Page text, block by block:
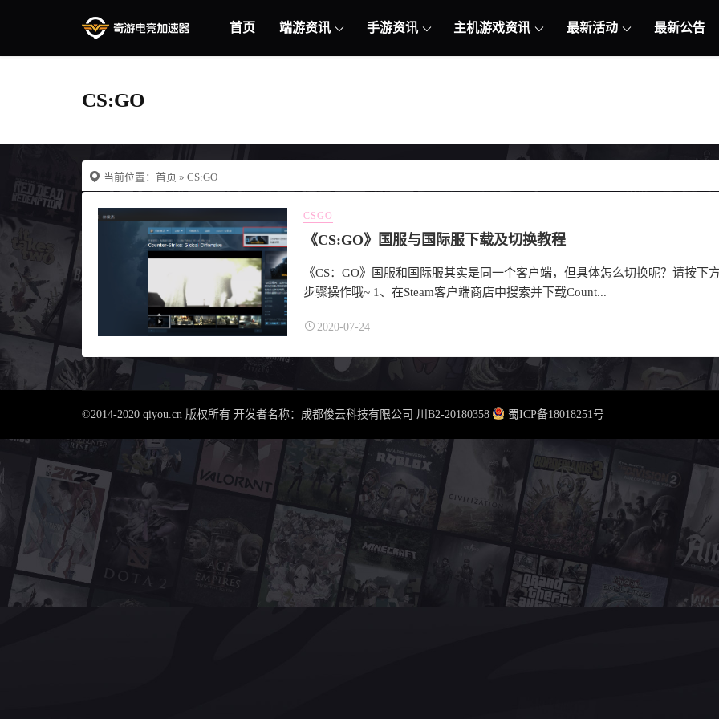
首页 端游资讯 手游资讯 主机游戏资讯 最新活动 最新公告
CS:GO
当前位置： 首页 » CS:GO
CSGO
《CS:GO》国服与国际服下载及切换教程
《CS：GO》国服和国际服其实是同一个客户端，但具体怎么切换呢？请按下
步骤操作哦~ 1、在Steam客户端商店中搜索并下载Count...
2020-07-24
©2014-2020 qiyou.cn 版权所有 开发者名称：成都俊云科技有限公司 川B2-20180358 蜀ICP备18018251号